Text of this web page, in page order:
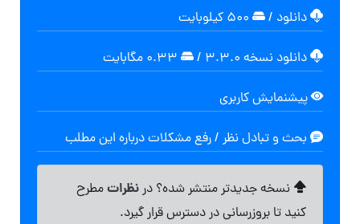
دانلود /
دانلود نسخه ۳.۳.۰ /
پیشنمایش کاربری
بحث و تبادل نظر / رفع مشکلات درباره این مطلب
نسخه جدیدتر منتشر شده؟ درنظراتمطرح
کنید تا بروزرسانی در دسترس قرار گیرد.